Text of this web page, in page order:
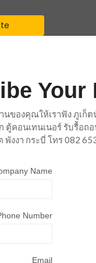
Your
านของคุณให้เราฟัง ภูเ
ตู้คอนเทนเนอร์ รับรื้อถ
พังงา กระบี่ โทร 082
Name
Number
Email